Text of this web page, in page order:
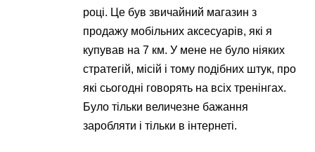
році. Це був звичайний магазин з
продажу мобільних аксесуарів, які я
купував на 7 км. У мене не було ніяких
стратегій, місій і тому подібних штук, про
які сьогодні говорять на всіх тренінгах.
Було тільки величезне бажання
заробляти і тільки в інтернеті.